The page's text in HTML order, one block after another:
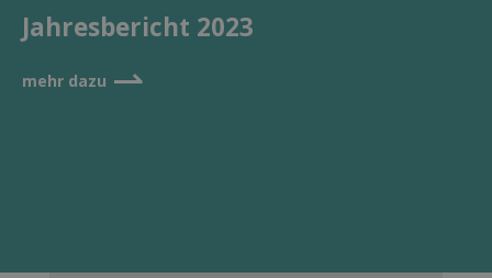
Jahresbericht 2023
⇀
mehr dazu